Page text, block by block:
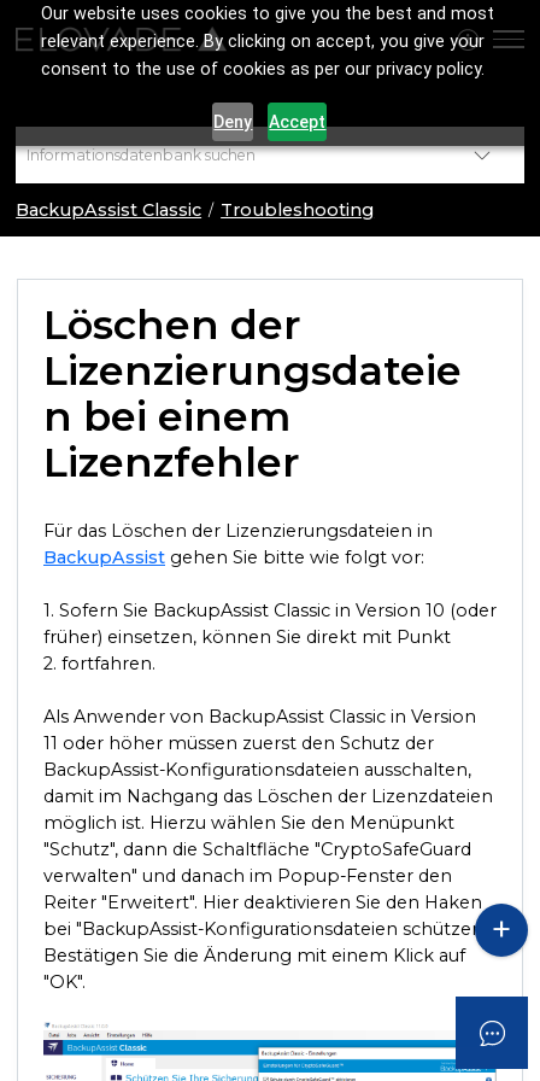
Our website uses cookies to give you the best and most
relevant experience. By clicking on accept, you give your
consent to the use of cookies as per our privacy policy.
Deny Accept
BackupAssist Classic Troubleshooting
Löschen der
Lizenzierungsdateie
n bei einem
Lizenzfehler
Für das Löschen der Lizenzierungsdateien in
BackupAssist gehen Sie bitte wie folgt vor:
1. Sofern Sie BackupAssist Classic in Version 10 (oder
früher) einsetzen, können Sie direkt mit Punkt
2. fortfahren.
Als Anwender von BackupAssist Classic in Version
11 oder höher müssen zuerst den Schutz der
BackupAssist-Konfigurationsdateien ausschalten,
damit im Nachgang das Löschen der Lizenzdateien
möglich ist. Hierzu wählen Sie den Menüpunkt
"Schutz", dann die Schaltfläche "CryptoSafeGuard
verwalten" und danach im Popup-Fenster den
Reiter "Erweitert". Hier deaktivieren Sie den Haken
bei "BackupAssist-Konfigurationsdateien schützen".
Bestätigen Sie die Änderung mit einem Klick auf
"OK".